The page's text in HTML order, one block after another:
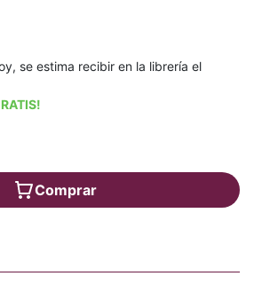
se estima recibir en la librería el
Comprar